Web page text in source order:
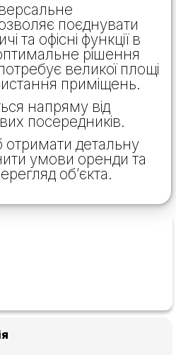
поєднувати
та офісні функції в
рішення
великої площі
приміщень.
напряму від
посередників.
детальну
умови оренди та
об’єкта.